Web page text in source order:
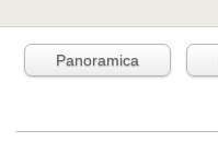
Panoramica